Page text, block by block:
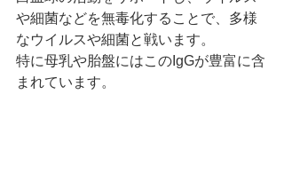
や細菌などを無毒化することで、多様
なウイルスや細菌と戦います。
特に母乳や胎盤にはこのIgGが豊富に含
まれています。